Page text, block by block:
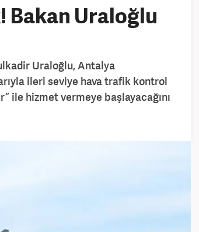
Uraloğlu
Uraloğlu, Antalya
ileri seviye hava trafik kontrol
ile hizmet vermeye başlayacağını